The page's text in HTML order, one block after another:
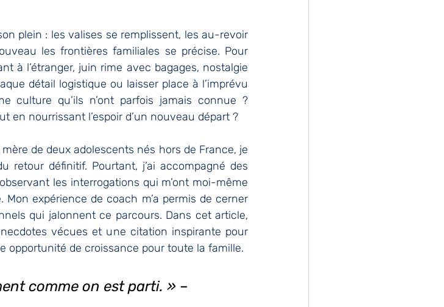
plein : les valises se remplissent, les au-revoir
les frontières familiales se précise. Pour
à l’étranger, juin rime avec bagages, nostalgie
détail logistique ou laisser place à l’imprévu
culture qu’ils n’ont parfois jamais connue ?
en nourrissant l’espoir d’un nouveau départ ?
de deux adolescents nés hors de France, je
retour définitif. Pourtant, j’ai accompagné des
les interrogations qui m’ont moi-même
expérience de coach m’a permis de cerner
qui jalonnent ce parcours. Dans cet article,
vécues et une citation inspirante pour
opportunité de croissance pour toute la famille.
comme on est parti. » –